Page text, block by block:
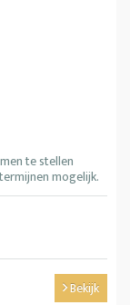
te stellen
mogelijk.
Bekijk